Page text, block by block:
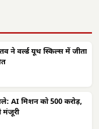
ने वर्ल्ड यूथ स्किल्स में जीता
AI मिशन को 500 करोड़,
मंजूरी